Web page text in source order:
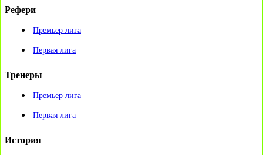
Рефери
Премьер лига
Первая лига
Тренеры
Премьер лига
Первая лига
История